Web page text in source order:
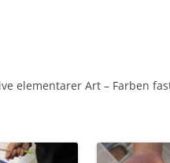
elementarer Art – Farben